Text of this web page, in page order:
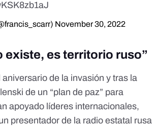
November 30, 2022
existe, es territorio ruso”
aniversario de la invasión y tras la
de un “plan de paz” para
apoyado líderes internacionales,
presentador de la radio estatal rusa